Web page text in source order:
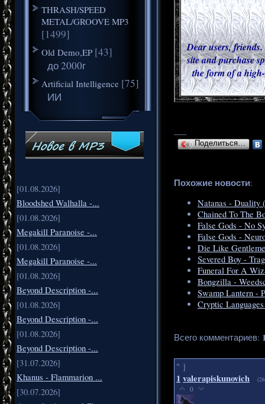
THRASH/SPEED
METAL/GROOVE MP3
[1499]
Old Demo,EP [43]
до 2000г
Artificial Intelligence [75]
ИИ
[01.08.2026]
Bloodshed Walhalla -...
[01.08.2026]
Megakill Paranoise -...
[01.08.2026]
Megakill Paranoise -...
[01.08.2026]
Beyond Description -...
[01.08.2026]
Beyond Description -...
[01.08.2026]
Beyond Description -...
[31.07.2026]
Khanus - Flammarion ...
[30.07.2026]
Dear users,
site and purchase
the form of a
Поделиться…
Похожие новости:
Natanas - Duality
Chained To The
False Gods - No
False Gods -
Die Like
Severed Boy -
Funeral For A
Bongzilla -
Swamp Lantern -
Cryptic
Всего комментариев:
" }
1valerapiskunovich
0